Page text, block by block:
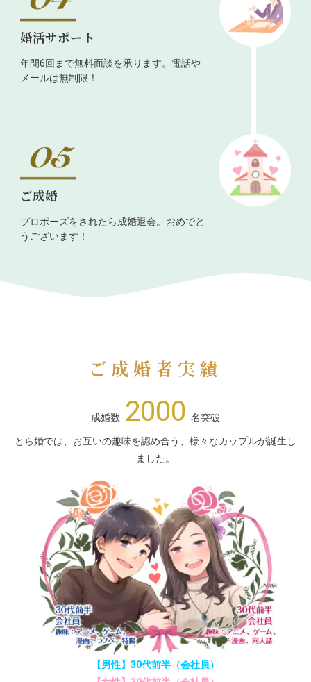
婚活サポート
年間6回まで無料面談を承ります。電話や
メールは無制限！
ご成婚
プロポーズをされたら成婚退会。おめでと
うございます！
ご成婚者実績
成婚数 2000 名突破
とら婚では、お互いの趣味を認め合う、様々なカップルが誕生し
ました。
【男性】30代前半（会社員）